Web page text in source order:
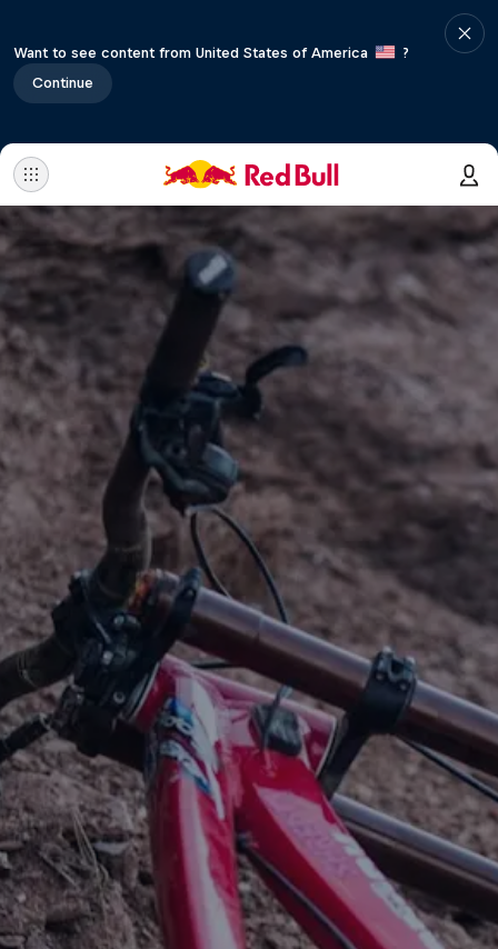
Want to see content from United States of America
?
Continue